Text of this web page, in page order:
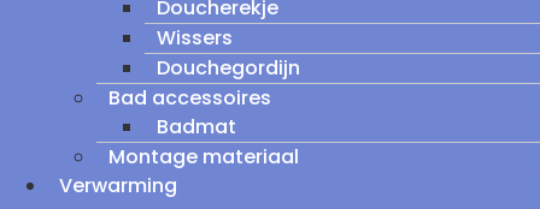
Doucherekje
Wissers
Douchegordijn
Bad accessoires
Badmat
Montage materiaal
Verwarming